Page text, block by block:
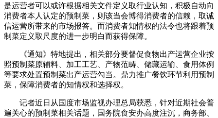
是运营者可以或许根据相关文件定义取行业认知，积极自动向
消费者本人认定的预制菜，则该当会博得消费者的信赖，取诚
信运营所带来的市场报答。而消费者知情权的法令也将跟着预
制菜定义取尺度的进一步明白而获得保障。
《通知》特地提出，相关部分要督促食物出产运营企业按
照预制菜原辅料、加工工艺、产物范畴、储藏运输、食用体例
等要求处置预制菜出产运营勾当。鼎力推广餐饮环节利用预制
菜，保障消费者的知情权和选择权。
记者近日从国度市场监视办理总局获悉，针对近期社会普
遍关心的预制菜相关话题，国务院食安办高度注沉，商务部、